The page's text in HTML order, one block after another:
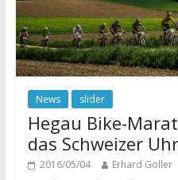
News slider
Hegau Bike-
das Schweizer
2016/05/04 Erhard Goller